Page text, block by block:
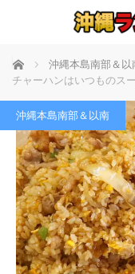
ホーム 沖縄本島南部＆以
チャーハンはいつものス
沖縄本島南部＆以南